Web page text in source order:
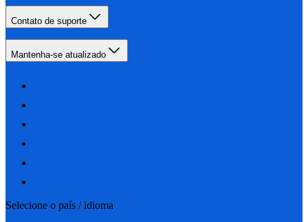
Contato de suporte
Mantenha-se atualizado
Selecione o país / idioma